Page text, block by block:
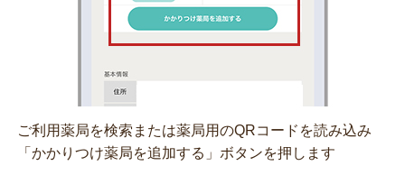
ご利用薬局を検索または薬局用のQRコードを読み込み
「かかりつけ薬局を追加する」ボタンを押します